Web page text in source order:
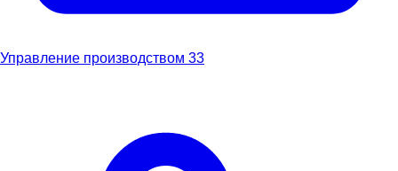
Управление производством 33